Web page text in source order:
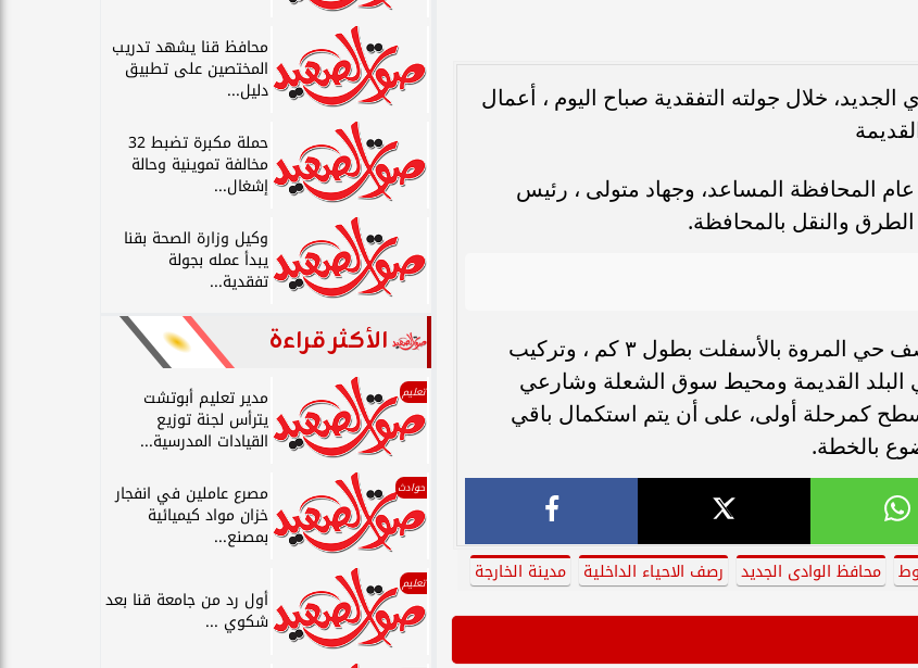
خلال جولته التفقدية صباح اليوم ، أعمال
عام المحافظة المساعد، وجهاد متولى ، رئيس
والنقل بالمحافظة.
وأوضح المحافظ، أنه جاري استكمال أعمال رصف حي المروة بالأسفلت بطول ٣ كم ، وتركيب
البلد القديمة ومحيط سوق الشعلة وشارعي
على مساحة ٣٠ ألف متر مسطح كمرحلة أولى، على أن يتم استكمال باقي
بالخطة.
محافظ الوادى الجديد رصف الاحياء الداخلية مدينة الخارجة
محافظ قنا يشهد تدريب
المختصين على تطبيق
دليل...
حملة مكبرة تضبط 32
مخالفة تموينية وحالة
إشغال...
وكيل وزارة الصحة بقنا
يبدأ عمله بجولة
تفقدية...
الأكثر قراءة
تعليم مدير تعليم أبوتشت
يترأس لجنة توزيع
القيادات المدرسية...
حوادث مصرع عاملين في انفجار
خزان مواد كيميائية
بمصنع...
تعليم
أول رد من جامعة قنا بعد
شكوي ...